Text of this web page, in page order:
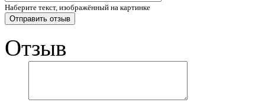
Наберите текст, изображённый на картинке
Отзыв